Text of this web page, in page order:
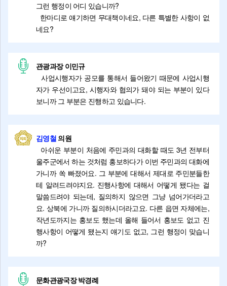
그런 행정이 어디 있습니까?
한마디로 얘기하면 무대책이네요, 다른 특별한 사항이 없
네요?
관광과장 이민규
사업시행자가 공모를 통해서 들어왔기 때문에 사업시행
자가 우선이고요, 시행자와 협의가 돼야 되는 부분이 있다
보니까 그 부분은 진행하고 있습니다.
김영철의원
아쉬운 부분이 처음에 주민과의 대화할 때도 3년 전부터
울주군에서 하는 것처럼 홍보하다가 이번 주민과의 대화에
가니까 쏙 빠졌어요. 그 부분에 대해서 제대로 주민분들한
테 알려드려야지요. 진행사항에 대해서 어떻게 됐다는 걸
말씀드려야 되는데, 질의하지 않으면 그냥 넘어가더라고
요. 상북에 가니까 질의하시더라고요. 다른 읍면 자체에는,
작년도까지는 홍보도 했는데 올해 들어서 홍보도 없고 진
행사항이 어떻게 됐는지 얘기도 없고, 그런 행정이 맞습니
까?
문화관광국장 박경례